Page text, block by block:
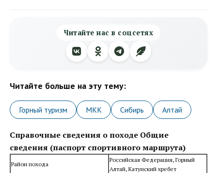
Читайте нас в соцсетях
Читайте больше на эту тему:
Горный туризм МКК Сибирь Алтай
Справочные сведения о походе Общие
сведения (паспорт спортивного маршрута)
Район похода
Российская Федерация, Горный
Алтай, Катунский хребет